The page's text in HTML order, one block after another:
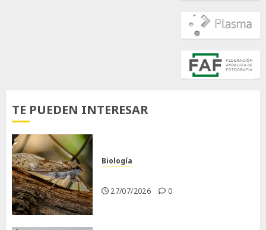
TE PUEDEN INTERESAR
Biología
27/07/2026 0